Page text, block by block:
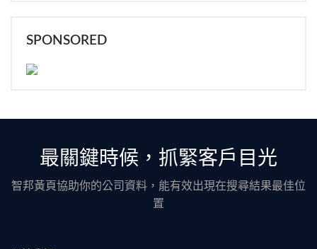
SPONSORED
最關鍵時候，抓緊客戶目光
智邦黃頁協助你的公司資料，能有效出現在搜尋結果最佳位
置